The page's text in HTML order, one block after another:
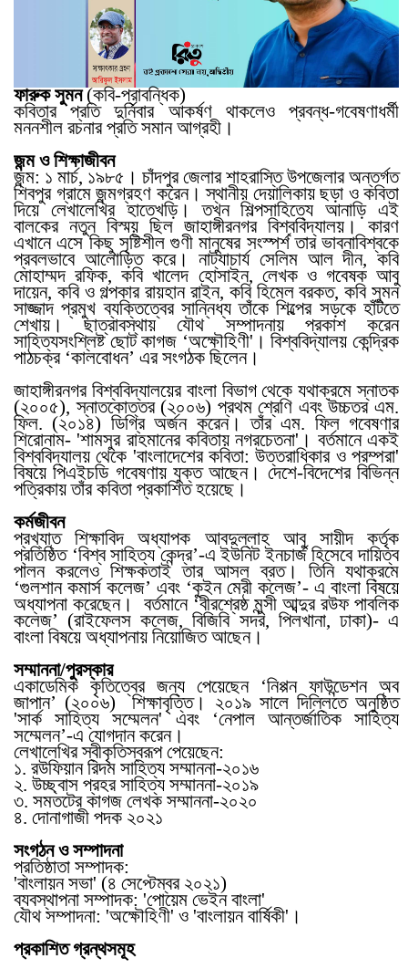
ফারুক সুমন(কবি-প্রাবন্ধিক)
কবিতার প্রতি দুর্নিবার আকর্ষণ থাকলেও প্রবন্ধ-গবেষণাধর্মী
মননশীল রচনার প্রতি সমান আগ্রহী।
জন্ম ও শিক্ষাজীবন
জন্ম: ১ মার্চ, ১৯৮৫। চাঁদপুর জেলার শাহরাস্তি উপজেলার অন্তর্গত
শিবপুর গ্রামে জন্মগ্রহণ করেন। স্থানীয় দেয়ালিকায় ছড়া ও কবিতা
দিয়ে লেখালেখির হাতেখড়ি। তখন শিল্পসাহিত্যে আনাড়ি এই
বালকের নতুন বিস্ময় ছিল জাহাঙ্গীরনগর বিশ্ববিদ্যালয়। কারণ
এখানে এসে কিছু সৃষ্টিশীল গুণী মানুষের সংস্পর্শ তার ভাবনাবিশ্বকে
প্রবলভাবে আলোড়িত করে। নাট্যাচার্য সেলিম আল দীন, কবি
মোহাম্মদ রফিক, কবি খালেদ হোসাইন, লেখক ও গবেষক আবু
দায়েন, কবি ও গল্পকার রায়হান রাইন, কবি হিমেল বরকত, কবি সুমন
সাজ্জাদ প্রমুখ ব্যক্তিত্বের সান্নিধ্য তাঁকে শিল্পের সড়কে হাঁটতে
শেখায়। ছাত্রাবস্থায় যৌথ সম্পাদনায় প্রকাশ করেন
সাহিত্যসংশ্লিষ্ট ছোট কাগজ ‘অক্ষৌহিণী'। বিশ্ববিদ্যালয় কেন্দ্রিক
পাঠচক্র ‘কালবোধন’ এর সংগঠক ছিলেন।
জাহাঙ্গীরনগর বিশ্ববিদ্যালয়ের বাংলা বিভাগ থেকে যথাক্রমে স্নাতক
(২০০৫), স্নাতকোত্তর (২০০৬) প্রথম শ্রেণি এবং উচ্চতর এম.
ফিল. (২০১৪) ডিগ্রি অর্জন করেন। তাঁর এম. ফিল গবেষণার
শিরোনাম- 'শামসুর রাহমানের কবিতায় নগরচেতনা'। বর্তমানে একই
বিশ্ববিদ্যালয় থেকে 'বাংলাদেশের কবিতা: উত্তরাধিকার ও পরম্পরা'
বিষয়ে পিএইচডি গবেষণায় যুক্ত আছেন। দেশে-বিদেশের বিভিন্ন
পত্রিকায় তাঁর কবিতা প্রকাশিত হয়েছে।
কর্মজীবন
প্রখ্যাত শিক্ষাবিদ অধ্যাপক আবদুল্লাহ আবু সায়ীদ কর্তৃক
প্রতিষ্ঠিত ‘বিশ্ব সাহিত্য কেন্দ্র’-এ ইউনিট ইনচার্জ হিসেবে দায়িত্ব
পালন করলেও শিক্ষকতাই তার আসল ব্রত। তিনি যথাক্রমে
‘গুলশান কমার্স কলেজ’ এবং ‘কুইন মেরী কলেজ’- এ বাংলা বিষয়ে
অধ্যাপনা করেছেন। বর্তমানে ‘বীরশ্রেষ্ঠ মুন্সী আব্দুর রউফ পাবলিক
কলেজ’ (রাইফেলস কলেজ, বিজিবি সদর, পিলখানা, ঢাকা)- এ
বাংলা বিষয়ে অধ্যাপনায় নিয়োজিত আছেন।
সম্মাননা/পুরস্কার
একাডেমিক কৃতিত্বের জন্য পেয়েছেন ‘নিপ্পন ফাউন্ডেশন অব
জাপান’ (২০০৬) শিক্ষাবৃত্তি। ২০১৯ সালে দিল্লিতে অনুষ্ঠিত
'সার্ক সাহিত্য সম্মেলন' এবং ‘নেপাল আন্তর্জাতিক সাহিত্য
সম্মেলন’-এ যোগদান করেন।
লেখালেখির স্বীকৃতিস্বরূপ পেয়েছেন:
১. রউফিয়ান রিদম সাহিত্য সম্মাননা-২০১৬
২. উচ্ছ্বাস প্রহর সাহিত্য সম্মাননা-২০১৯
৩. সমতটের কাগজ লেখক সম্মাননা-২০২০
৪. দোনাগাজী পদক ২০২১
সংগঠন ও সম্পাদনা
প্রতিষ্ঠাতা সম্পাদক:
'বাংলায়ন সভা' (৪ সেপ্টেম্বর ২০২১)
ব্যবস্থাপনা সম্পাদক: 'পোয়েম ভেইন বাংলা'
যৌথ সম্পাদনা: 'অক্ষৌহিণী' ও 'বাংলায়ন বার্ষিকী'।
প্রকাশিত গ্রন্থসমূহ